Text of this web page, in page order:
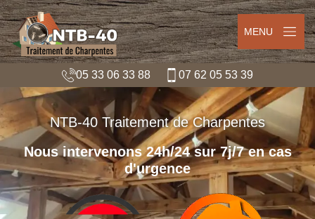
MENU
05 33 06 33 88 07 62 05 53 39
NTB-40 Traitement de Charpentes
Nous intervenons 24h/24 sur 7j/7 en cas
d'urgence